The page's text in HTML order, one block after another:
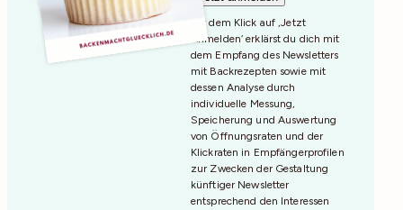
Mit dem Klick auf ‚Jetzt
Anmelden‘ erklärst du dich mit
dem Empfang des Newsletters
mit Backrezepten sowie mit
dessen Analyse durch
individuelle Messung,
Speicherung und Auswertung
von Öffnungsraten und der
Klickraten in Empfängerprofilen
zur Zwecken der Gestaltung
künftiger Newsletter
entsprechend den Interessen